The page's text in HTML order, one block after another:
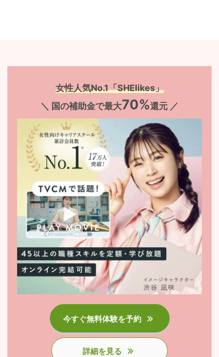
女性人気No.1「SHElikes」
＼ 国の補助金で最大70%還元 ／
今すぐ無料体験を予約
詳細を見る